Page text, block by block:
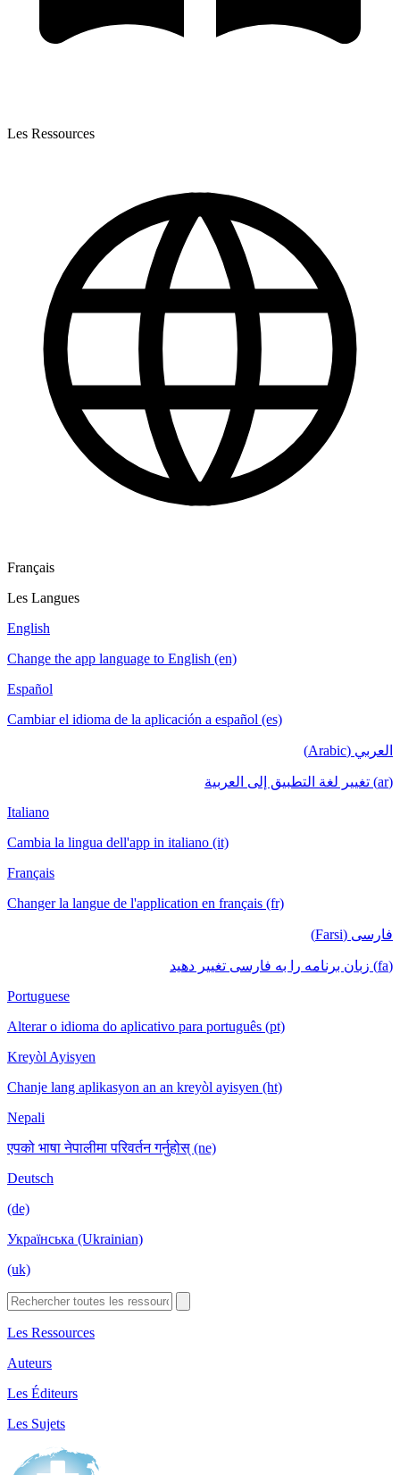
Les Ressources
Français
Les Langues
English
Change the app language to English (en)
Español
Cambiar el idioma de la aplicación a español (es)
العربي (Arabic)
(ar) تغيير لغة التطبيق إلى العربية
Italiano
Cambia la lingua dell'app in italiano (it)
Français
Changer la langue de l'application en français (fr)
فارسی (Farsi)
(fa) زبان برنامه را به فارسی تغییر دهید
Portuguese
Alterar o idioma do aplicativo para português (pt)
Kreyòl Ayisyen
Chanje lang aplikasyon an an kreyòl ayisyen (ht)
Nepali
एपको भाषा नेपालीमा परिवर्तन गर्नुहोस् (ne)
Deutsch
(de)
Українська (Ukrainian)
(uk)
Les Ressources
Auteurs
Les Éditeurs
Les Sujets